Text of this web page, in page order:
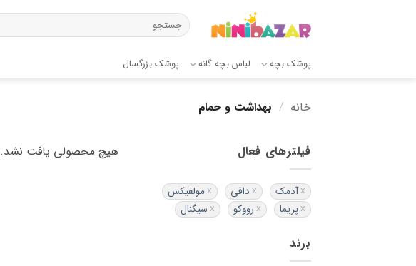
جستجو
برای:
پوشک بچه لباس بچه گانه پوشک بزرگسال
خانه / بهداشت و حمام
فیلترهای فعال
آدمک دافی
مولفیکس
پریما
رووکو سیگنال
برند
هیچ محصولی یافت نشد.